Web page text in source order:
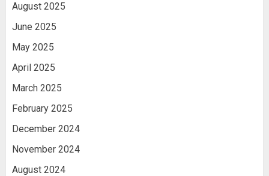
August 2025
June 2025
May 2025
April 2025
March 2025
February 2025
December 2024
November 2024
August 2024